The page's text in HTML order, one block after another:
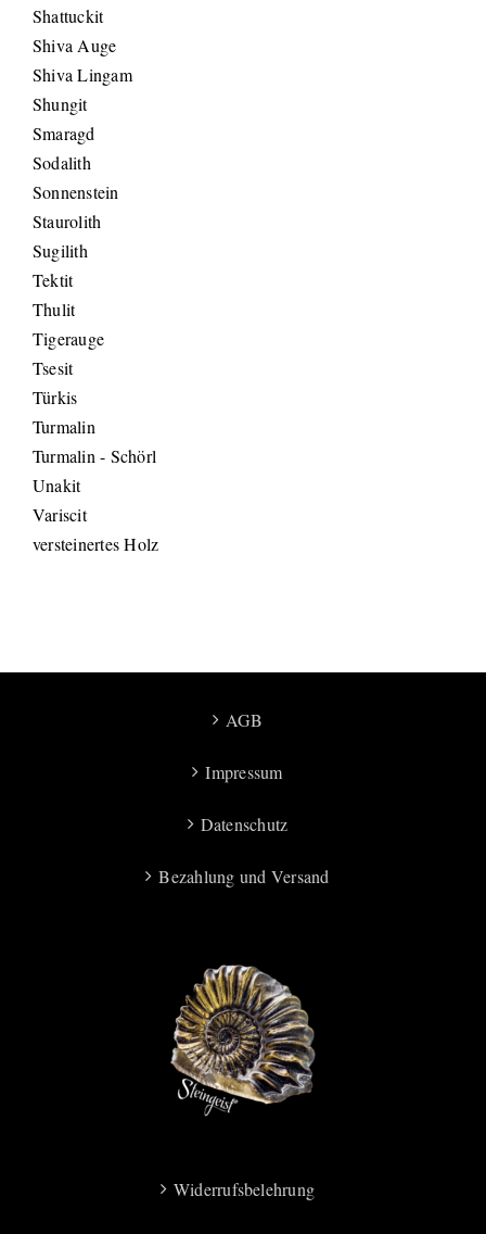
Shattuckit
Shiva Auge
Shiva Lingam
Shungit
Smaragd
Sodalith
Sonnenstein
Staurolith
Sugilith
Tektit
Thulit
Tigerauge
Tsesit
Türkis
Turmalin
Turmalin - Schörl
Unakit
Variscit
versteinertes Holz
AGB
Impressum
Datenschutz
Bezahlung und Versand
Widerrufsbelehrung